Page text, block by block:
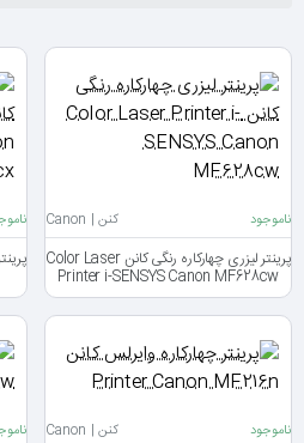
ناموجود کنن | Canon
پرینتر لیزری چهارکاره رنگی کانن Color Laser
Printer i-SENSYS Canon MF628cw
ناموجود کنن | Canon